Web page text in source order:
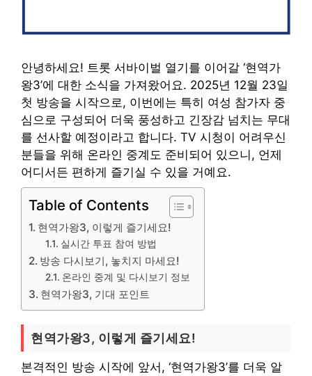
안녕하세요! 트롯 서바이벌 열기를 이어갈 ‘현역가
왕3’에 대한 소식을 가져왔어요. 2025년 12월 23일
첫 방송을 시작으로, 이번에는 특히 여성 참가자 중
심으로 구성되어 더욱 풍성하고 긴장감 넘치는 무대
를 선사할 예정이라고 합니다. TV 시청이 어려우신
분들을 위해 온라인 중계도 준비되어 있으니, 언제
어디서든 편하게 즐기실 수 있을 거예요.
Table of Contents
현역가왕3, 이렇게 즐기세요!
실시간 투표 참여 방법
방송 다시보기, 놓치지 마세요!
온라인 중계 및 다시보기 정보
현역가왕3, 기대 포인트
현역가왕3, 이렇게 즐기세요!
본격적인 방송 시작에 앞서, ‘현역가왕3’를 더욱 알